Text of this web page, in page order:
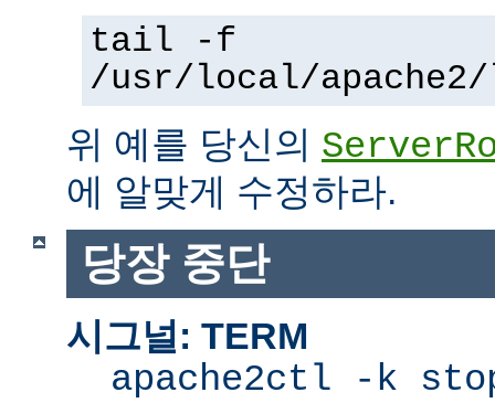
tail -f
/usr/local/
위 예를 당신의
에 알맞게 수정하라.
당장 중단
시그널: TERM
apache2ctl -k